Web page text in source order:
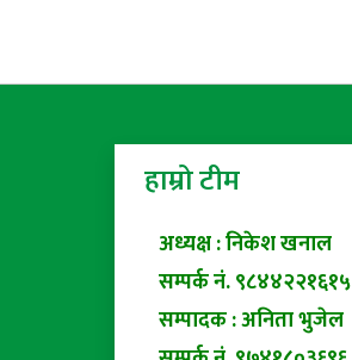
हाम्रो टीम
अध्यक्ष : निकेश खनाल
सम्पर्क नं. ९८४४२२१६१५
सम्पादक : अनिता भुजेल